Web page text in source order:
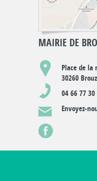
MAIRIE DE
Place de la
30260
04 66 77 30
Envoyez-